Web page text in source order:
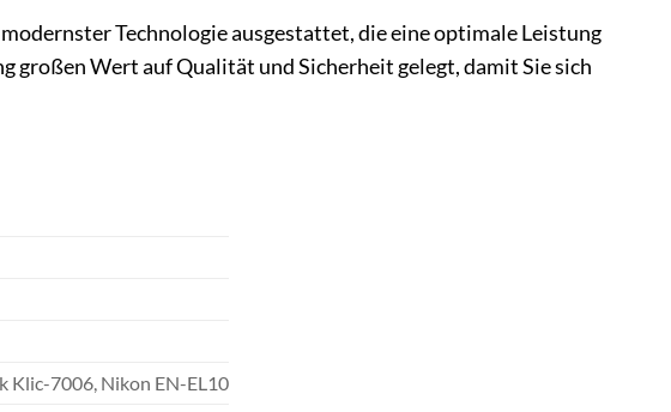
Technologie ausgestattet, die eine optimale Leistung
großen Wert auf Qualität und Sicherheit gelegt, damit Sie sich
Klic-7006, Nikon EN-EL10